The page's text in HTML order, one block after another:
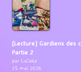
[Lecture] Gardiens des
Partie 2
par LuCioLe
25 mai 2026